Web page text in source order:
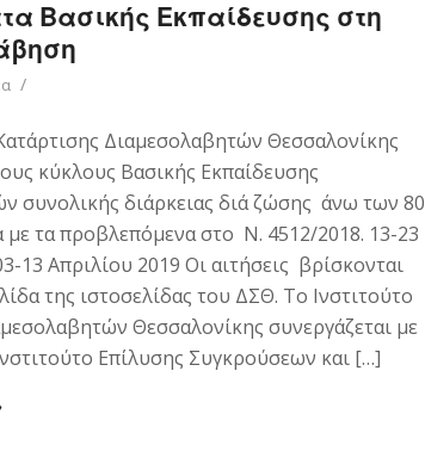
Βασικής Εκπαίδευσης στη
/
Διαμεσολαβητών Θεσσαλονίκης
κύκλους Βασικής Εκπαίδευσης
συνολικής διάρκειας διά ζώσης άνω των 80
τα προβλεπόμενα στο Ν. 4512/2018. 13-23
13 Απριλίου 2019 Οι αιτήσεις βρίσκονται
της ιστοσελίδας του ΔΣΘ. Το Ινστιτούτο
Θεσσαλονίκης συνεργάζεται με
Επίλυσης Συγκρούσεων και […]